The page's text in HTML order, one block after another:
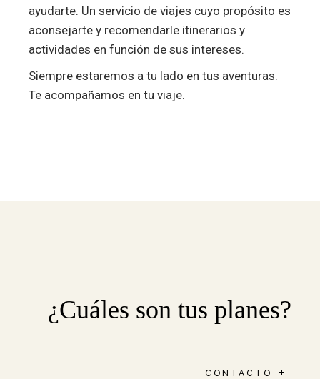
ayudarte. Un servicio de viajes cuyo propósito es
aconsejarte y recomendarle itinerarios y
actividades en función de sus intereses.
Siempre estaremos a tu lado en tus aventuras.
Te acompañamos en tu viaje.
¿Cuáles son tus planes?
CONTACTO